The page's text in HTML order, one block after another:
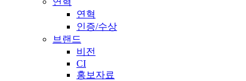
연혁
인증/수상
브랜드
비전
CI
홍보자료